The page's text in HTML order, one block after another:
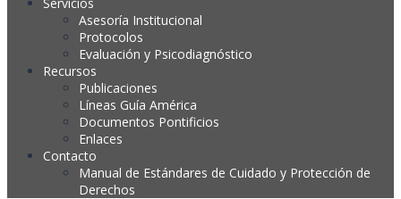
Asesoría Institucional
Protocolos
Evaluación y Psicodiagnóstico
Recursos
Publicaciones
Líneas Guía América
Documentos Pontificios
Enlaces
Contacto
Manual de Estándares de Cuidado y Protección de
Derechos